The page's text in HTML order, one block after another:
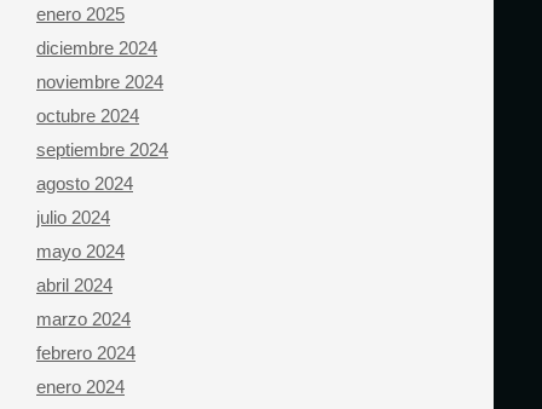
enero 2025
diciembre 2024
noviembre 2024
octubre 2024
septiembre 2024
agosto 2024
julio 2024
mayo 2024
abril 2024
marzo 2024
febrero 2024
enero 2024